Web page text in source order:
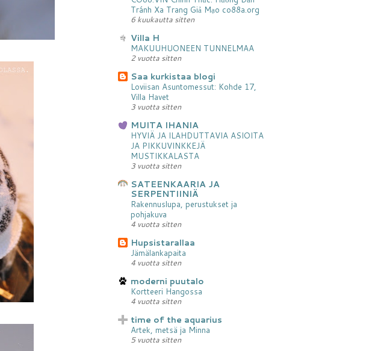
Tránh Xa Trang Giả Mạo co88a.org
6 kuukautta sitten
Villa H
MAKUUHUONEEN TUNNELMAA
2 vuotta sitten
Saa kurkistaa blogi
Loviisan Asuntomessut: Kohde 17,
Villa Havet
3 vuotta sitten
MUITA IHANIA
HYVIÄ JA ILAHDUTTAVIA ASIOITA
JA PIKKUVINKKEJÄ
MUSTIKKALASTA
3 vuotta sitten
SATEENKAARIA JA
SERPENTIINIÄ
Rakennuslupa, perustukset ja
pohjakuva
4 vuotta sitten
Hupsistarallaa
Jämälankapaita
4 vuotta sitten
moderni puutalo
Kortteeri Hangossa
4 vuotta sitten
time of the aquarius
Artek, metsä ja Minna
5 vuotta sitten